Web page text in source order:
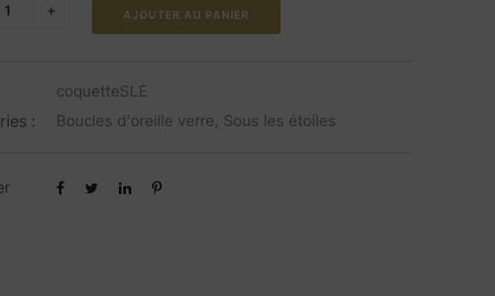
+ AJOUTER AU PANIER
coquetteSLE
: Boucles d'oreille verre, Sous les étoiles